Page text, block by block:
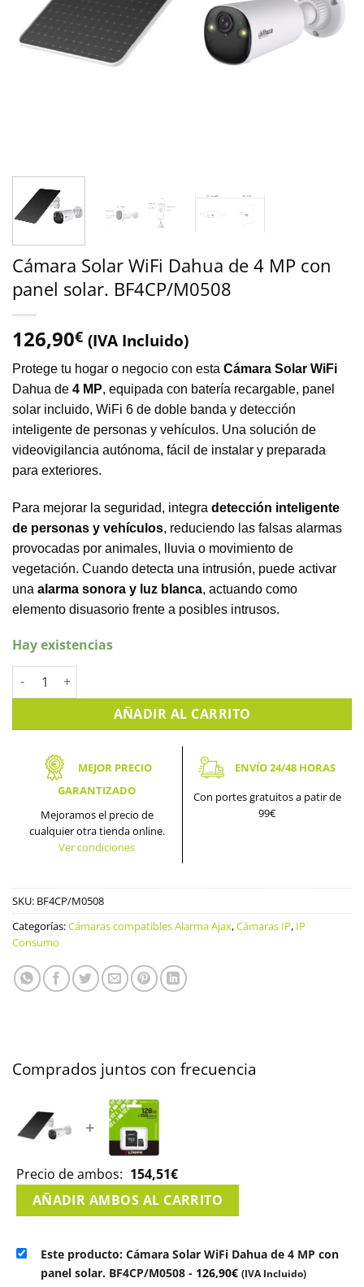
Cámara Solar WiFi Dahua de 4 MP con
panel solar. BF4CP/M0508
126,90€ (IVA Incluido)
Protege tu hogar o negocio con esta Cámara Solar WiFi
Dahua de 4 MP, equipada con batería recargable, panel
solar incluido, WiFi 6 de doble banda y detección
inteligente de personas y vehículos. Una solución de
videovigilancia autónoma, fácil de instalar y preparada
para exteriores.
Para mejorar la seguridad, integra detección inteligente
de personas y vehículos, reduciendo las falsas alarmas
provocadas por animales, lluvia o movimiento de
vegetación. Cuando detecta una intrusión, puede activar
una alarma sonora y luz blanca, actuando como
elemento disuasorio frente a posibles intrusos.
Hay existencias
Cámara Solar WiFi Dahua de 4 MP con panel solar. BF4CP/
AÑADIR AL CARRITO
MEJOR PRECIO
GARANTIZADO
Mejoramos el precio de
cualquier otra tienda online.
Ver condiciones
ENVÍO 24/48 HORAS
Con portes gratuitos a patir de
99€
SKU: BF4CP/M0508
Categorías:Cámaras compatibles Alarma Ajax,Cámaras IP, IP
Consumo
Comprados juntos con frecuencia
+
Precio de ambos: 154,51€
AÑADIR AMBOS AL CARRITO
Este producto: Cámara Solar WiFi Dahua de 4 MP con
panel solar. BF4CP/M0508 - 126,90€ (IVA Incluido)